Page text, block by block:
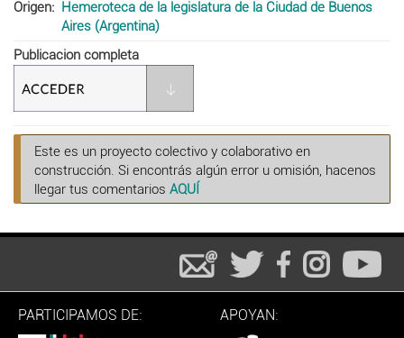
Origen
Hemeroteca de la legislatura de la Ciudad de Buenos
Aires (Argentina)
Publicacion completa
Este es un proyecto colectivo y colaborativo en
construcción. Si encontrás algún error u omisión, hacenos
llegar tus comentarios AQUÍ
PARTICIPAMOS DE: APOYAN: